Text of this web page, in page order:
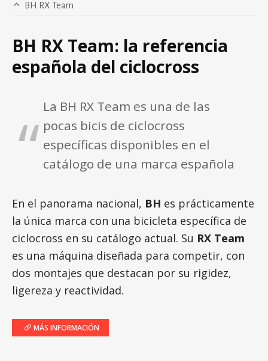
BH RX Team
BH RX Team: la referencia
española del ciclocross
La BH RX Team es una de las
pocas bicis de ciclocross
específicas disponibles en el
catálogo de una marca española
En el panorama nacional, BH es prácticamente
la única marca con una bicicleta específica de
ciclocross en su catálogo actual. Su RX Team
es una máquina diseñada para competir, con
dos montajes que destacan por su rigidez,
ligereza y reactividad.
MÁS INFORMACIÓN